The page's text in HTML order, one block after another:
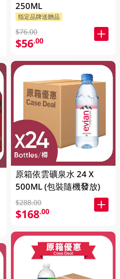
250ML
指定品牌送贈品
$76.00
$56.00
原箱依雲礦泉水 24 X
500ML (包裝隨機發放)
$288.00
$168.00